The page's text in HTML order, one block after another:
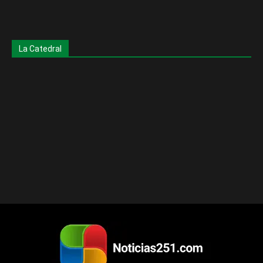
La Catedral